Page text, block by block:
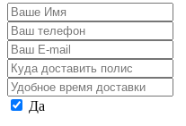
Ваше
Имя
Ваш
телефон
Ваш
E-
mail
Адрес
доставки
полиса
Время
доставки
ДаюДа